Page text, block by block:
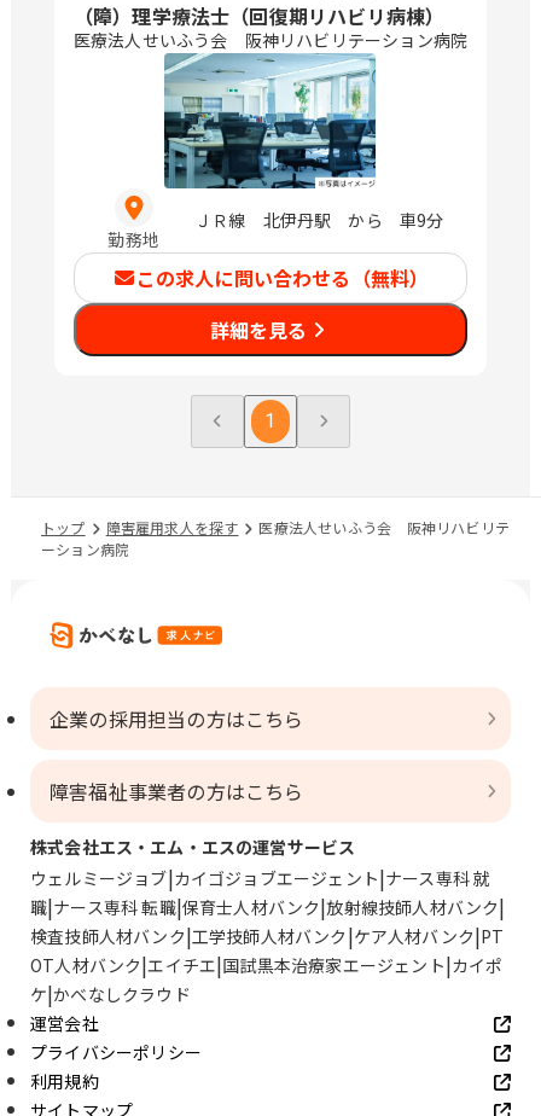
（障）理学療法士（回復期リハビリ病棟）
医療法人せいふう会 阪神リハビリテーション病院
勤務地
ＪＲ線 北伊丹駅 から 車9分
この求人に問い合わせる（無料）
詳細を見る
1
トップ 障害雇用求人を探す
医療法人せいふう会 阪神リハビリテ
ーション病院
企業の採用担当の方はこちら
障害福祉事業者の方はこちら
株式会社エス・エム・エスの運営サービス
ウェルミージョブ カイゴジョブエージェント ナース専科 就
職 ナース専科 転職 保育士人材バンク 放射線技師人材バンク
検査技師人材バンク 工学技師人材バンク ケア人材バンク PT
OT人材バンク エイチエ 国試黒本治療家エージェント カイポ
ケ かべなしクラウド
運営会社
プライバシーポリシー
利用規約
サイトマップ